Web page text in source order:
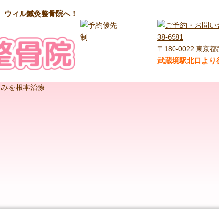
ィル鍼灸整骨院へ！
〒180-0022 東京
武蔵境駅北口より